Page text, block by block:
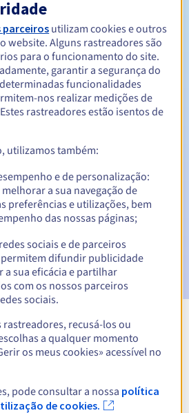
Entre 1 e 10 anos
para notificar a suspensão do
Grace Periodpara notificar a
domínio
as extensões
sobre .wolomin.pl
parceiros utilizam cookies e outros
website. Alguns rastreadores são
para o funcionamento do site.
garantir a segurança do
funcionalidades
nos realizar medições de
rastreadores estão isentos de
utilizamos também:
e de personalização:
a sua navegação de
preferências e utilizações, bem
das nossas páginas;
sociais e de parceiros
difundir publicidade
sua eficácia e partilhar
com os nossos parceiros
sociais.
recusá-los ou
a qualquer momento
os meus cookies» acessível no
pode consultar a nossa política
de cookies.